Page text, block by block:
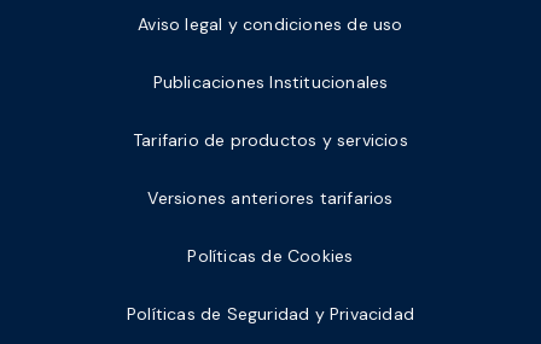
Aviso legal y condiciones de uso
Publicaciones Institucionales
Tarifario de productos y servicios
Versiones anteriores tarifarios
Políticas de Cookies
Políticas de Seguridad y Privacidad